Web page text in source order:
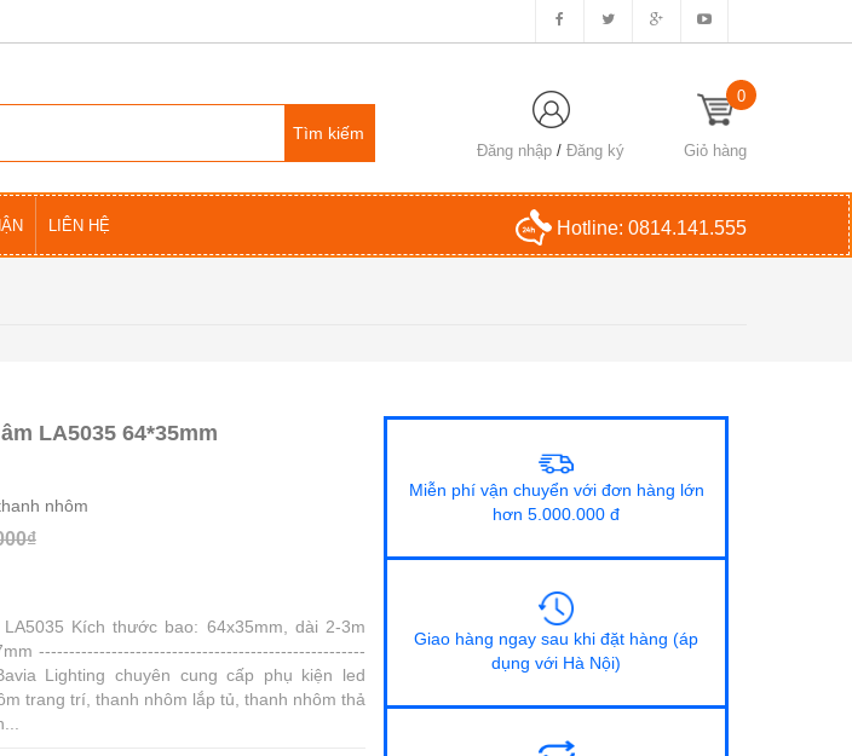
Đăng nhập /Đăng ký Giỏ hàng
0
LIÊN HỆ Hotline: 0814.141.555
LA5035 64*35mm
nhôm
Kích thước bao: 64x35mm, dài 2-3m
------------------------------------------------------
Lighting chuyên cung cấp phụ kiện led
trang trí, thanh nhôm lắp tủ, thanh nhôm thả
Miễn phí vận chuyển với đơn hàng lớn
hơn 5.000.000 đ
Giao hàng ngay sau khi đặt hàng (áp
dụng với Hà Nội)